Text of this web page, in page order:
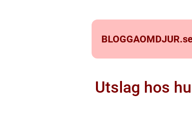
BLOGGAOMDJUR.
Utslag hos